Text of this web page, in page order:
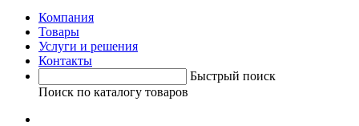
Компания
Товары
Услуги и решения
Контакты
Быстрый поиск
Поиск по каталогу товаров